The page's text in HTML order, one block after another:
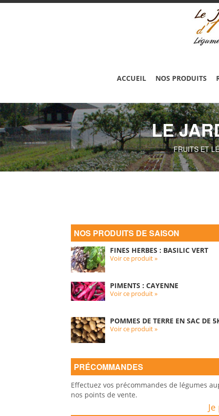
ACCUEIL NOS PRODUITS
LE
FRUITS ET
NOS PRODUITS DE SAISON
FINES HERBES : BASILIC VERT
Voir ce produit »
PIMENTS : CAYENNE
Voir ce produit »
POMMES DE TERRE EN SAC DE
Voir ce produit »
PRÉCOMMANDES
Effectuez vos précommandes de légumes
nos points de vente.